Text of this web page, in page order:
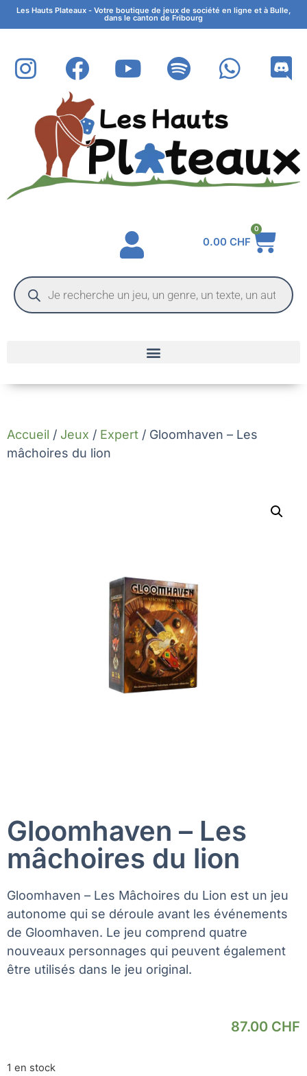
Les Hauts Plateaux - Votre boutique de jeux de société en ligne et à Bulle,
dans le canton de Fribourg
0.00 CHF
0
Accueil / Jeux / Expert / Gloomhaven – Les
mâchoires du lion
Gloomhaven – Les
mâchoires du lion
Gloomhaven – Les Mâchoires du Lion est un jeu
autonome qui se déroule avant les événements
de Gloomhaven. Le jeu comprend quatre
nouveaux personnages qui peuvent également
être utilisés dans le jeu original.
87.00 CHF
1 en stock